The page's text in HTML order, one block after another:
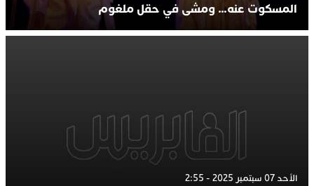
المسكوت عنه… ومشى في حقل ملغوم
الأحد 07 سبتمبر 2025 - 2:55